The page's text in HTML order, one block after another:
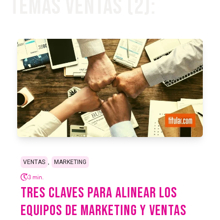
VENTAS MARKETING
3 min.
TRES CLAVES PARA ALINEAR LOS
EQUIPOS DE MARKETING Y VENTAS